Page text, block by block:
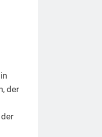
der